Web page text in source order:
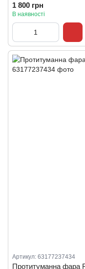
1 800 грн
В наявності
Артикул: 63177237434
Протитуманна фара